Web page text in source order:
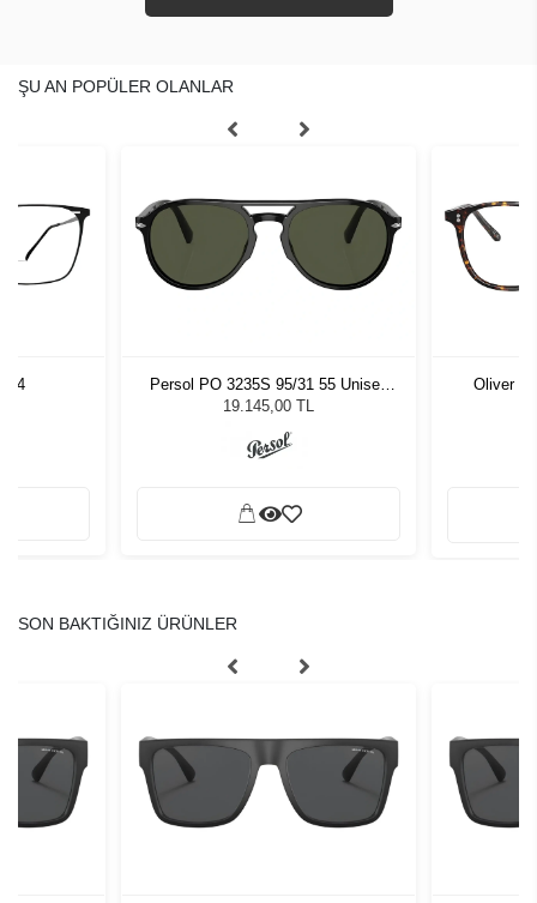
ŞU AN POPÜLER OLANLAR
54
Persol PO 3235S 95/31 55 Unisex
Güneş Gözlüğü
19.145,00 TL
Oliver
SON BAKTIĞINIZ ÜRÜNLER